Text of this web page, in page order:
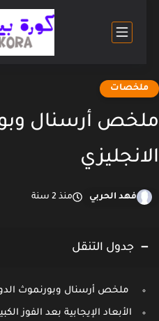
أرسنال
فهد الحربي منذ 2 سنة
جدول التنقل
ملخص أرسنال وبورنموث الدوري
الأبعاد الإيجابية بعد الفوز الكبير